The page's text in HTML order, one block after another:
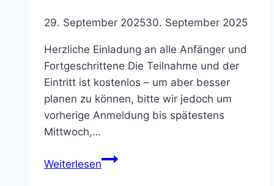
29. September 202530. September 2025
Herzliche Einladung an alle Anfänger und
Fortgeschrittene Die Teilnahme und der
Eintritt ist kostenlos – um aber besser
planen zu können, bitte wir jedoch um
vorherige Anmeldung bis spätestens
Mittwoch,…
WeiterlesenKegeln